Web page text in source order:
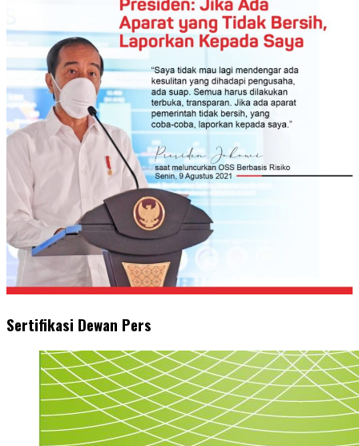
Sertifikasi Dewan Pers